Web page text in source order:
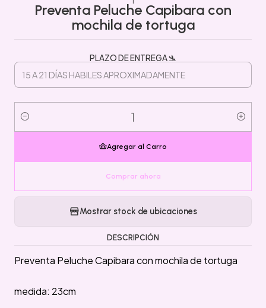
Preventa Peluche Capibara con
mochila de tortuga
PLAZO DE ENTREGA 🛬
Cantidad
Agregar al Carro
Comprar ahora
Mostrar stock de ubicaciones
DESCRIPCIÓN
Preventa Peluche Capibara con mochila de tortuga
medida: 23cm